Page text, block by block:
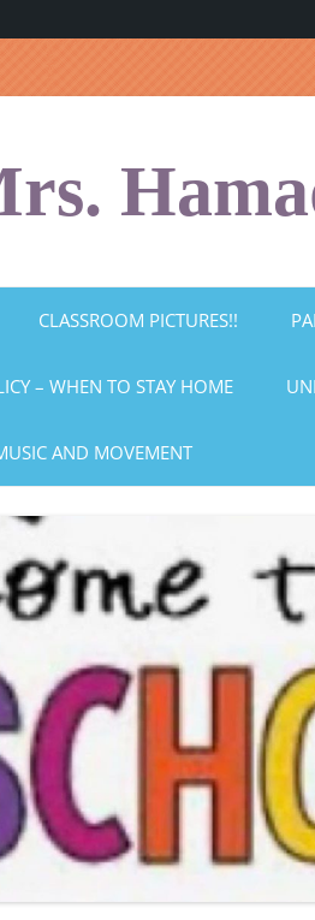
CLASSROOM PICTURES!!
– WHEN TO STAY HOME
AND MOVEMENT